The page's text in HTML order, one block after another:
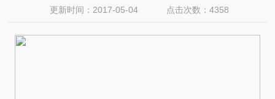
更新时间：2017-05-04 点击次数：4358